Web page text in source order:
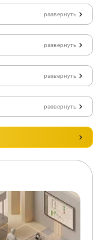
развернуть
развернуть
развернуть
развернуть